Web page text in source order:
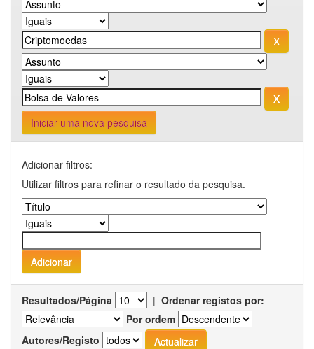
Iniciar uma nova pesquisa
Adicionar filtros:
Utilizar filtros para refinar o resultado da pesquisa.
Resultados/Página | Ordenar registos por:
Por ordem
Autores/Registo